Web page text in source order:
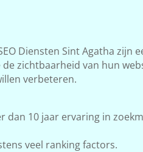
Diensten Sint Agatha zijn
zichtbaarheid van hun
verbeteren.
dan 10 jaar ervaring in
veel ranking factors.